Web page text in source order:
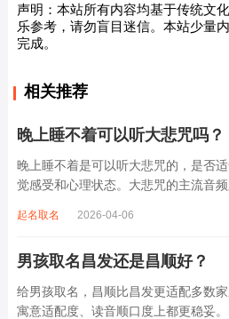
声明：本站所有内容均基于传统文
乐参考，请勿盲目迷信。本站少量
完成。
相关推荐
晚上睡不着可以听大悲咒吗？
晚上睡不着是可以听大悲咒的，是否
觉感受和心理状态。大悲咒的主流音
急促的鼓点，这类音频本身具备静心
起名取名 2026-04-06
男孩取名昌发还是昌顺好？
给男孩取名，昌顺比昌发更适配多数
寓意适配度、读音顺口度上都更稳妥